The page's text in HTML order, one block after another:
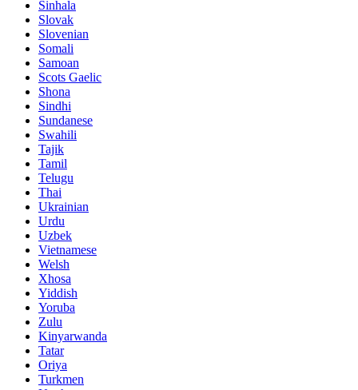
Sinhala
Slovak
Slovenian
Somali
Samoan
Scots Gaelic
Shona
Sindhi
Sundanese
Swahili
Tajik
Tamil
Telugu
Thai
Ukrainian
Urdu
Uzbek
Vietnamese
Welsh
Xhosa
Yiddish
Yoruba
Zulu
Kinyarwanda
Tatar
Oriya
Turkmen